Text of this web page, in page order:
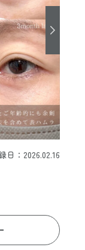
日：2026.02.16